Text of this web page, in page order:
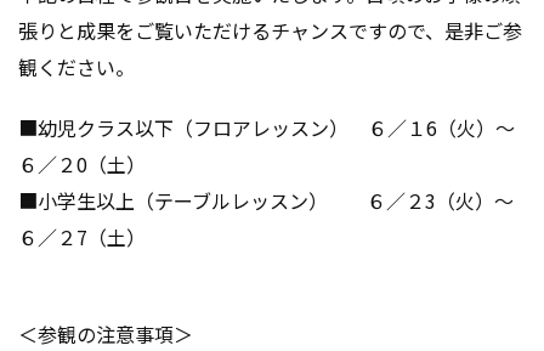
張りと成果をご覧いただけるチャンスですので、是非ご参
観ください。
■幼児クラス以下（フロアレッスン） ６／１6（火）～
６／２0（土）
■小学生以上（テーブルレッスン） ６／２3（火）～
６／２7（土）
＜参観の注意事項＞